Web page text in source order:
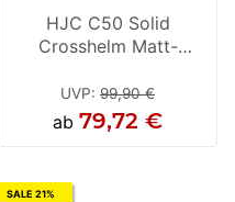
HJC C50 Primal MC1
Crosshelm Rot / Weiss /
UVP:139,90 €
ab111,68 €
HJC C50 Solid
Crosshelm Matt-
UVP: 99,90 €
ab 79,72 €
SALE 21%